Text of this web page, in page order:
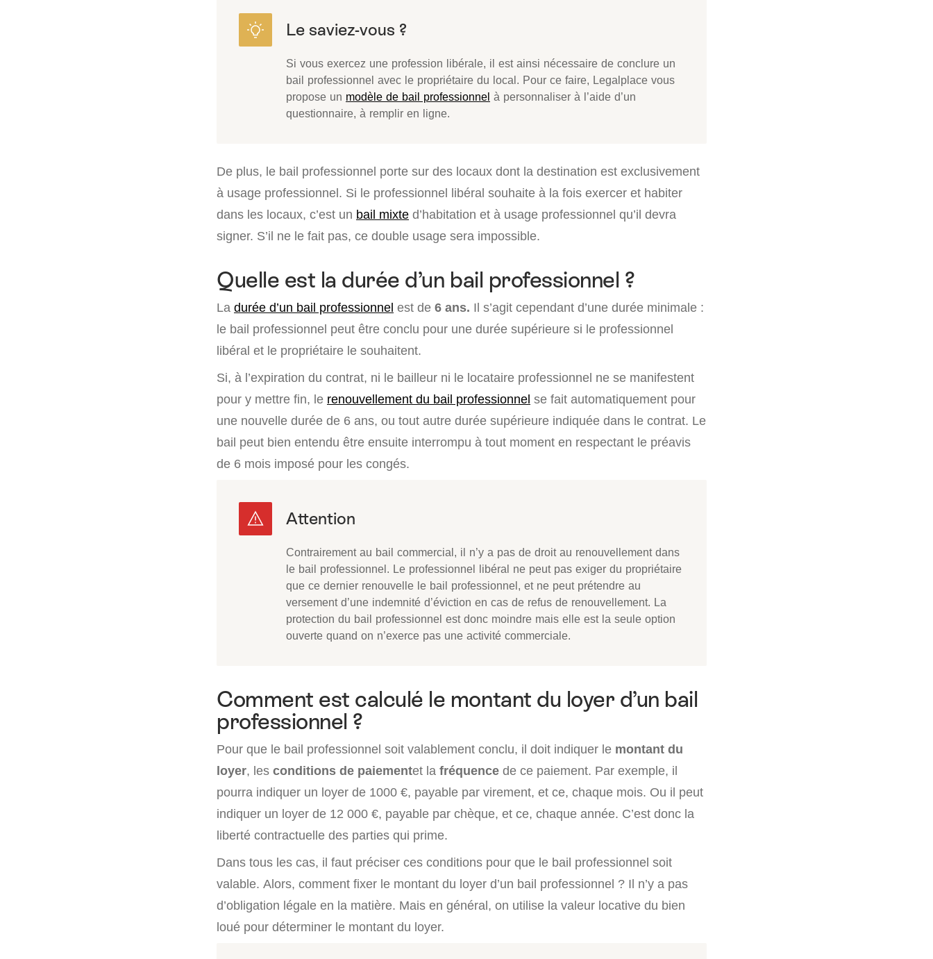
Si vous exercez une profession libérale, il est ainsi nécessaire de conclure un
bail professionnel avec le propriétaire du local. Pour ce faire, Legalplace vous
propose un modèle de bail professionnel à personnaliser à l’aide d’un
questionnaire, à remplir en ligne.
De plus, le bail professionnel porte sur des locaux dont la destination est exclusivement
à usage professionnel. Si le professionnel libéral souhaite à la fois exercer et habiter
dans les locaux, c’est un bail mixte d’habitation et à usage professionnel qu’il devra
signer. S’il ne le fait pas, ce double usage sera impossible.
Quelle est la durée d’un bail professionnel ?
La durée d’un bail professionnel est de 6 ans. Il s’agit cependant d’une durée minimale :
le bail professionnel peut être conclu pour une durée supérieure si le professionnel
libéral et le propriétaire le souhaitent.
Si, à l’expiration du contrat, ni le bailleur ni le locataire professionnel ne se manifestent
pour y mettre fin, le renouvellement du bail professionnel se fait automatiquement pour
une nouvelle durée de 6 ans, ou tout autre durée supérieure indiquée dans le contrat. Le
bail peut bien entendu être ensuite interrompu à tout moment en respectant le préavis
de 6 mois imposé pour les congés.
Contrairement au bail commercial, il n’y a pas de droit au renouvellement dans
le bail professionnel. Le professionnel libéral ne peut pas exiger du propriétaire
que ce dernier renouvelle le bail professionnel, et ne peut prétendre au
versement d’une indemnité d’éviction en cas de refus de renouvellement. La
protection du bail professionnel est donc moindre mais elle est la seule option
ouverte quand on n’exerce pas une activité commerciale.
Comment est calculé le montant du loyer d’un bail
professionnel ?
Pour que le bail professionnel soit valablement conclu, il doit indiquer le montant du
loyer, les conditions de paiementet la fréquence de ce paiement. Par exemple, il
pourra indiquer un loyer de 1000 €, payable par virement, et ce, chaque mois. Ou il peut
indiquer un loyer de 12 000 €, payable par chèque, et ce, chaque année. C’est donc la
liberté contractuelle des parties qui prime.
Dans tous les cas, il faut préciser ces conditions pour que le bail professionnel soit
valable. Alors, comment fixer le montant du loyer d’un bail professionnel ? Il n’y a pas
d’obligation légale en la matière. Mais en général, on utilise la valeur locative du bien
loué pour déterminer le montant du loyer.